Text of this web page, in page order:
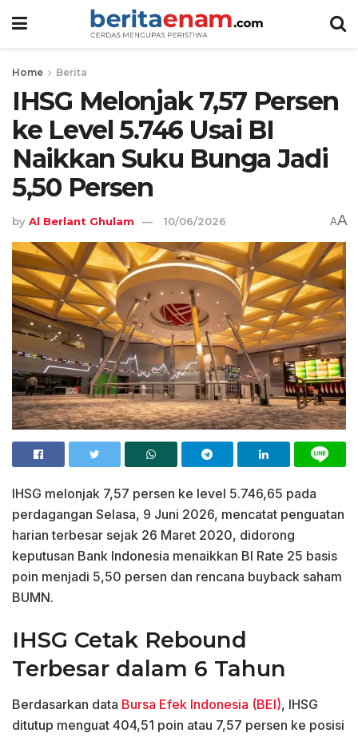
Home Berita
IHSG Melonjak 7,57 Persen
ke Level 5.746 Usai BI
Naikkan Suku Bunga Jadi
5,50 Persen
by Al Berlant Ghulam 10/06/2026 AA
IHSG melonjak 7,57 persen ke level 5.746,65 pada
perdagangan Selasa, 9 Juni 2026, mencatat penguatan
harian terbesar sejak 26 Maret 2020, didorong
keputusan Bank Indonesia menaikkan BI Rate 25 basis
poin menjadi 5,50 persen dan rencana buyback saham
BUMN.
IHSG Cetak Rebound
Terbesar dalam 6 Tahun
Berdasarkan data Bursa Efek Indonesia (BEI), IHSG
ditutup menguat 404,51 poin atau 7,57 persen ke posisi